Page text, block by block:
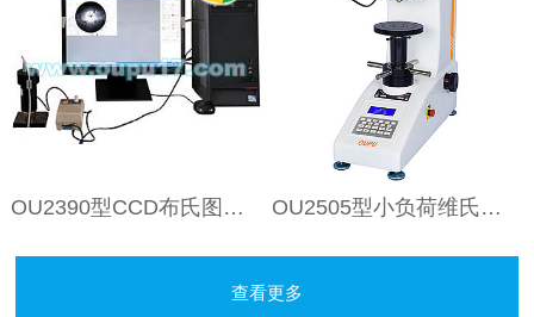
OU2390型CCD布氏图像处理系统 OU2505型小负荷维氏硬度计
查看更多